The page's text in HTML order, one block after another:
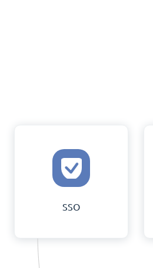
SSO